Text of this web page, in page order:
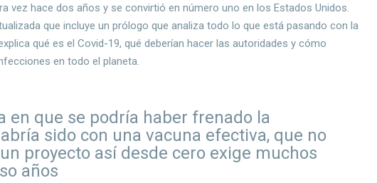
vez hace dos años y se convirtió en número uno en los Estados Unidos.
que incluye un prólogo que analiza todo lo que está pasando con la
qué es el Covid-19, qué deberían hacer las autoridades y cómo
en todo el planeta.
en que se podría haber frenado la
sido con una vacuna efectiva, que no
proyecto así desde cero exige muchos
años